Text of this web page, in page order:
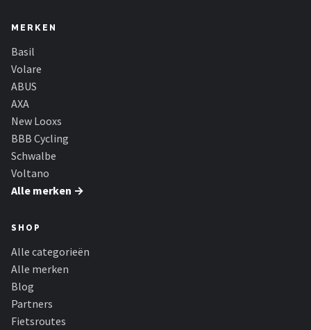
Cortina
MERKEN
Basil
Volare
ABUS
AXA
New Looxs
BBB Cycling
Schwalbe
Voltano
Alle merken →
SHOP
Alle categorieën
Alle merken
Blog
Partners
Fietsroutes